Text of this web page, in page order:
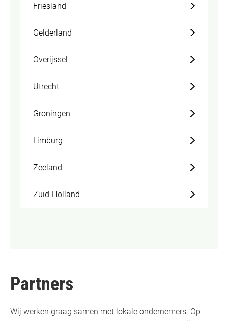
Friesland
Gelderland
Overijssel
Utrecht
Groningen
Limburg
Zeeland
Zuid-Holland
Partners
Wij werken graag samen met lokale ondernemers. Op